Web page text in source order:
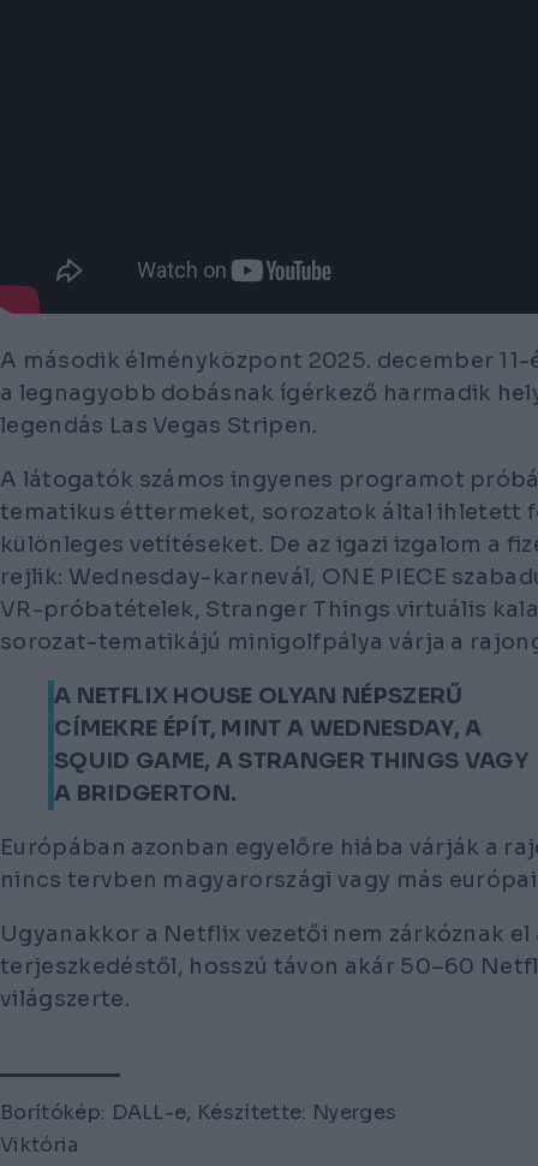
A második élményközpont 2025. december
a legnagyobb dobásnak ígérkező harmadik
legendás Las Vegas Stripen.
A látogatók számos ingyenes programot
tematikus éttermeket, sorozatok által ihletett
különleges vetítéseket. De az igazi izgalom a
rejlik: Wednesday-karnevál, ONE PIECE
VR-próbatételek, Stranger Things virtuális
sorozat-tematikájú minigolfpálya várja a
A NETFLIX HOUSE OLYAN NÉPSZERŰ
CÍMEKRE ÉPÍT, MINT A WEDNESDAY, A
SQUID GAME, A STRANGER THINGS VAGY
A BRIDGERTON.
Európában azonban egyelőre hiába várják a
nincs tervben magyarországi vagy más
Ugyanakkor a Netflix vezetői nem zárkóznak
terjeszkedéstől, hosszú távon akár 50–60
világszerte.
Borítókép: DALL-e, Készítette: Nyerges
Viktória